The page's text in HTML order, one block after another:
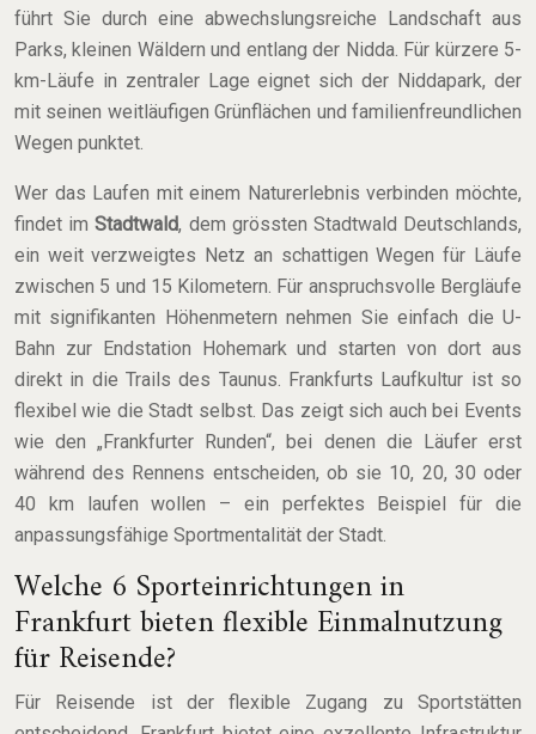
führt Sie durch eine abwechslungsreiche Landschaft aus
Parks, kleinen Wäldern und entlang der Nidda. Für kürzere 5-
km-Läufe in zentraler Lage eignet sich der Niddapark, der
mit seinen weitläufigen Grünflächen und familienfreundlichen
Wegen punktet.
Wer das Laufen mit einem Naturerlebnis verbinden möchte,
findet imStadtwald, dem grössten Stadtwald Deutschlands,
ein weit verzweigtes Netz an schattigen Wegen für Läufe
zwischen 5 und 15 Kilometern. Für anspruchsvolle Bergläufe
mit signifikanten Höhenmetern nehmen Sie einfach die U-
Bahn zur Endstation Hohemark und starten von dort aus
direkt in die Trails des Taunus. Frankfurts Laufkultur ist so
flexibel wie die Stadt selbst. Das zeigt sich auch bei Events
wie den „Frankfurter Runden“, bei denen die Läufer erst
während des Rennens entscheiden, ob sie 10, 20, 30 oder
40 km laufen wollen – ein perfektes Beispiel für die
anpassungsfähige Sportmentalität der Stadt.
Welche 6 Sporteinrichtungen in
Frankfurt bieten flexible Einmalnutzung
für Reisende?
Für Reisende ist der flexible Zugang zu Sportstätten